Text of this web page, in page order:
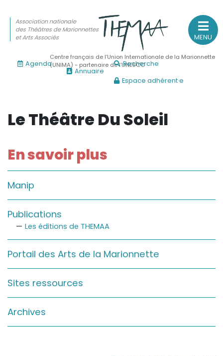
(Actualités, annonces, vie professionnelle)
Sur le vif
(Agenda, spectacles, événements des adhérents)
Sur le fond
(Fonctionnement, gouvernance, groupes de travail,
Sur le terrain
(Portraits, actions, collaborations)
Sur l’étagère
(Documents, études, publications)
MENU
Association nationale
des Théâtres de Marionnettes
et Arts Associés
Centre français de l’Union Internationale de la Marionnette
(UNIMA) - partenaire de l’UNESCO
Agenda
Annuaire
Recherche
Espace adhérent·e
Le Théâtre Du Soleil
En savoir plus
Manip
Publications
Les éditions de THEMAA
Portail des Arts de la Marionnette
Sites ressources
Archives